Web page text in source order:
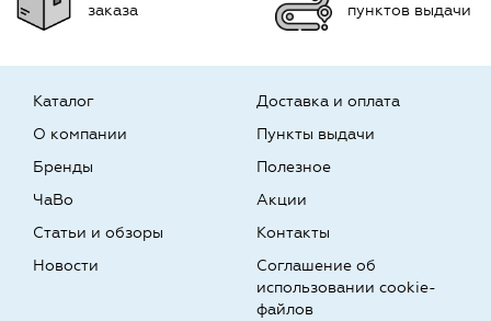
заказа
пунктов выдачи
Каталог
О компании
Бренды
Доставка и оплата
Пункты выдачи
Полезное
ЧаВо
Статьи и обзоры
Новости
Акции
Контакты
Соглашение об
использовании cookie-
файлов